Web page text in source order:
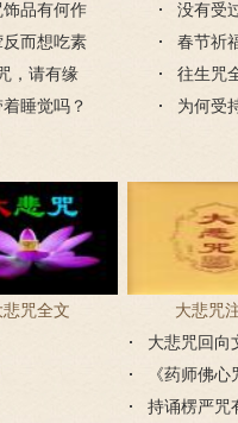
品有何作
而想吃素
，请有缘
睡觉吗？
没有受
吗？
春节祈
往生咒
为何受
悲咒全文
大悲咒
大悲咒回向
《药师佛
持诵楞严咒